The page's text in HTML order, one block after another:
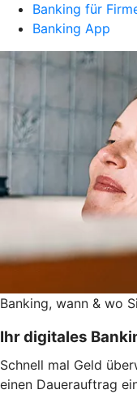
Banking für
Banking App
Banking, wann & wo
Ihr digitales
Schnell mal Geld
einen Dauerauftrag